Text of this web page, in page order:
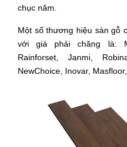
chục năm.
Một số thương hiệu sàn gỗ
với giá phải chăng là:
Rainforset, Janmi,
NewChoice, Inovar,